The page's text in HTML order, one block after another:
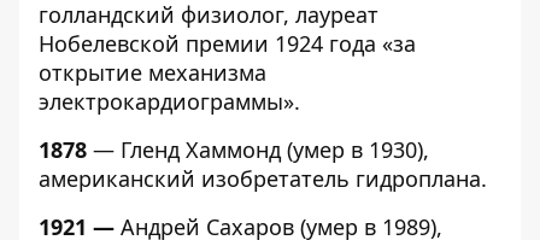
голландский физиолог, лауреат
Нобелевской премии 1924 года «за
открытие механизма
электрокардиограммы».
1878 — Гленд Хаммонд (умер в 1930),
американский изобретатель гидроплана.
1921 — Андрей Сахаров (умер в 1989),